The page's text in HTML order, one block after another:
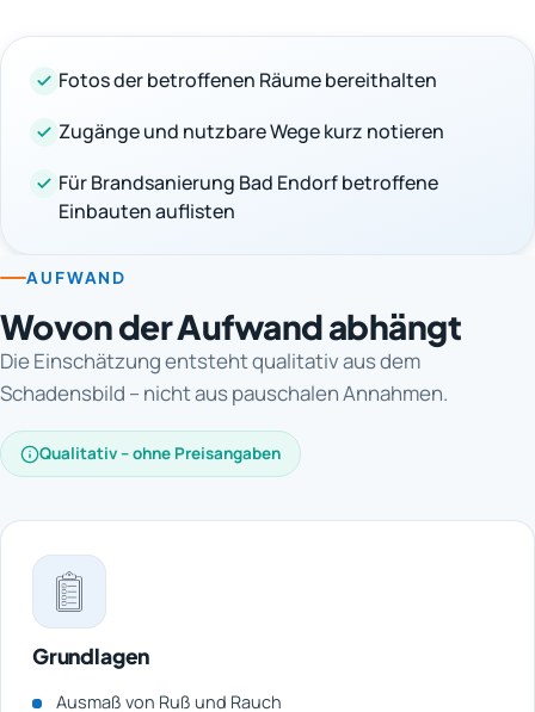
Fotos der betroffenen Räume bereithalten
Zugänge und nutzbare Wege kurz notieren
Für Brandsanierung Bad Endorf betroffene
Einbauten auflisten
AUFWAND
Wovon der Aufwand abhängt
Die Einschätzung entsteht qualitativ aus dem
Schadensbild – nicht aus pauschalen Annahmen.
Qualitativ – ohne Preisangaben
Grundlagen
Ausmaß von Ruß und Rauch